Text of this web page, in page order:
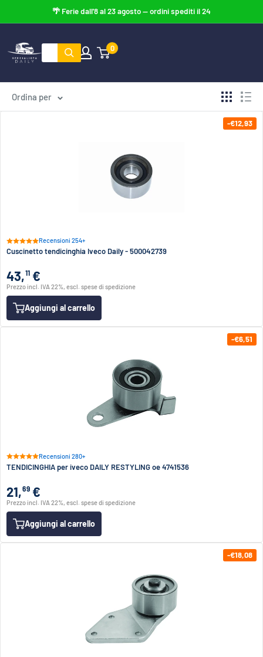
al
contenuto
Specialista
Daily
0
Ordina per
-€12,93
Recensioni 254+
Cuscinetto tendicinghia Iveco Daily - 500042739
43,11 €
Prezzo incl. IVA 22%, escl. spese di spedizione
Aggiungi al carrello
-€6,51
Recensioni 280+
TENDICINGHIA per iveco DAILY RESTYLING oe 4741536
21,69 €
Prezzo incl. IVA 22%, escl. spese di spedizione
Aggiungi al carrello
-€18,08